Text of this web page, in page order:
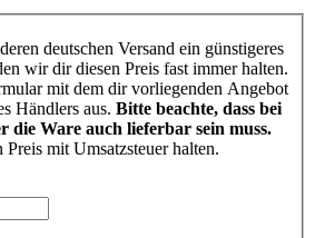
deutschen Versand ein günstigeres
wir dir diesen Preis fast immer halten.
mit dem dir vorliegenden Angebot
Händlers aus. Bitte beachte, dass bei
die Ware auch lieferbar sein muss.
mit Umsatzsteuer halten.